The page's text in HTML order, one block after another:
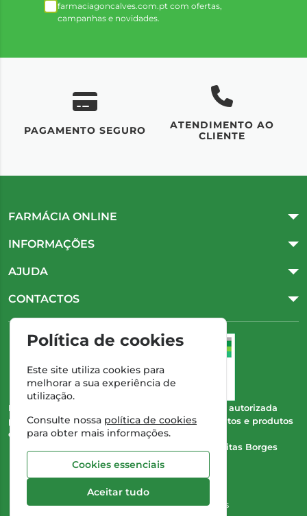
farmaciagoncalves.com.pt com ofertas,
campanhas e novidades.
PAGAMENTO SEGURO
ATENDIMENTO AO
CLIENTE
FARMÁCIA ONLINE
INFORMAÇÕES
AJUDA
CONTACTOS
Esta farmácia (Farmácia Gonçalves) encontra-se autorizada
pelo INFARMED para a dispensa de medicamentos e produtos
de saúde ao domicílio e através da internet.
Dra. Cristina Marta de Freitas Borges
Gonçalves
©2026 Todos os direitos reservados
Política de cookies
Este site utiliza cookies para
melhorar a sua experiência de
utilização.
Consulte nossa política de cookies
para obter mais informações.
Cookies essenciais
Aceitar tudo